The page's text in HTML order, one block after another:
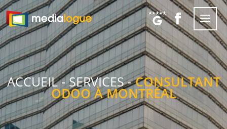
ACCUEIL-SERVICES-CONSULTANT
ODOO À MONTRÉAL